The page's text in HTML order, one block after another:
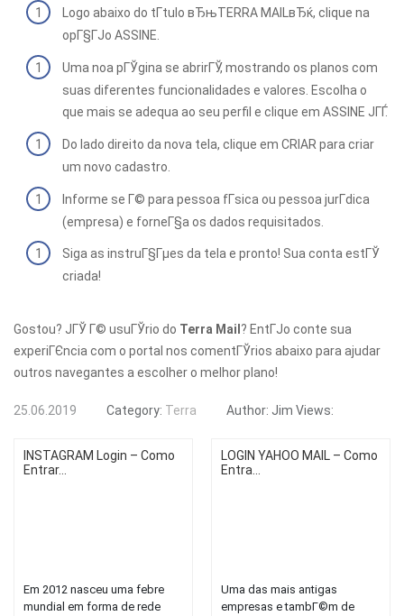
Logo abaixo do tГ­tulo вЂњTERRA MAILвЂќ, clique na
opГ§ГЈo ASSINE.
Uma noa pГЎgina se abrirГЎ, mostrando os planos com
suas diferentes funcionalidades e valores. Escolha o
que mais se adequa ao seu perfil e clique em ASSINE JГЃ.
Do lado direito da nova tela, clique em CRIAR para criar
um novo cadastro.
Informe se Г© para pessoa fГ­sica ou pessoa jurГ­dica
(empresa) e forneГ§a os dados requisitados.
Siga as instruГ§Гµes da tela e pronto! Sua conta estГЎ
criada!
Gostou? JГЎ Г© usuГЎrio do Terra Mail ? EntГЈo conte sua
experiГЄncia com o portal nos comentГЎrios abaixo para ajudar
outros navegantes a escolher o melhor plano!
25.06.2019 Category: Terra Author: Jim Views:
INSTAGRAM Login – Como
Entrar...
Em 2012 nasceu uma febre
mundial em forma de rede
LOGIN YAHOO MAIL – Como
Entra...
Uma das mais antigas
empresas e tambГ©m de